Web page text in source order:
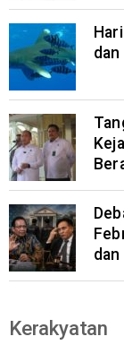
dan
Kerakyatan